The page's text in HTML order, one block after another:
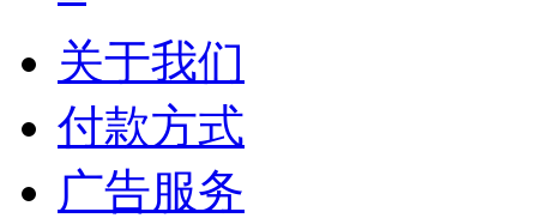
关于我们
付款方式
广告服务